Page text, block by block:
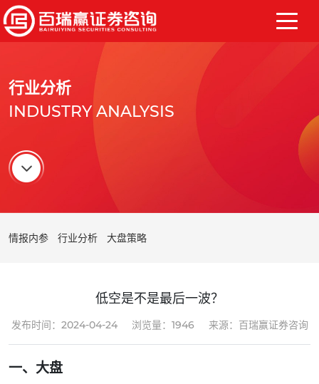
行业分析
INDUSTRY ANALYSIS
情报内参 行业分析 大盘策略
低空是不是最后一波？
发布时间：2024-04-24 浏览量：1946 来源：百瑞赢证券咨询
一、 大盘